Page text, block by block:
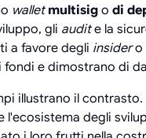
wallet multisig o di
gli audite la
a favore degli insidero
fondi e dimostrano di
illustrano il contrasto.
l'ecosistema degli